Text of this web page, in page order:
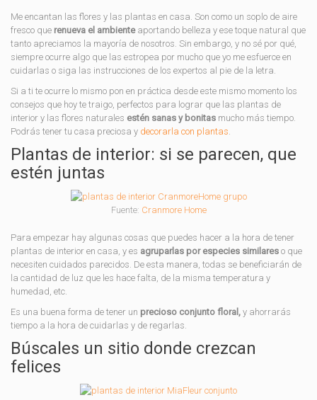
Me encantan las flores y las plantas en casa. Son como un soplo de aire
fresco que renueva el ambienteaportando belleza y ese toque natural que
tanto apreciamos la mayoría de nosotros. Sin embargo, y no sé por qué,
siempre ocurre algo que las estropea por mucho que yo me esfuerce en
cuidarlas o siga las instrucciones de los expertos al pie de la letra.
Si a ti te ocurre lo mismo pon en práctica desde este mismo momento los
consejos que hoy te traigo, perfectos para lograr que las plantas de
interior y las flores naturales estén sanas y bonitas mucho más tiempo.
Podrás tener tu casa preciosa y decorarla con plantas.
Plantas de interior: si se parecen, que
estén juntas
Fuente: Cranmore Home
Para empezar hay algunas cosas que puedes hacer a la hora de tener
plantas de interior en casa, y es agruparlas por especies similares o que
necesiten cuidados parecidos. De esta manera, todas se beneficiarán de
la cantidad de luz que les hace falta, de la misma temperatura y
humedad, etc.
Es una buena forma de tener un precioso conjunto floral, y ahorrarás
tiempo a la hora de cuidarlas y de regarlas.
Búscales un sitio donde crezcan
felices